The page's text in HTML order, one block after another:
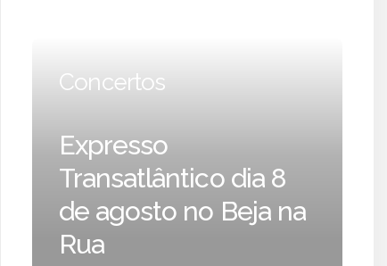
Concertos
Expresso
Transatlântico dia 8
de agosto no Beja na
Rua